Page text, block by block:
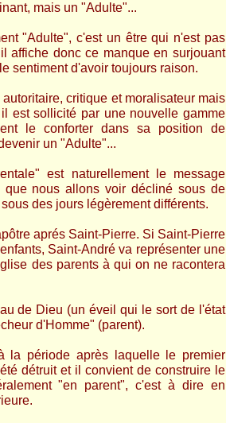
mais un "Adulte"...
"Adulte", c'est un être qui n'est pas
affiche donc ce manque en surjouant
sentiment d'avoir toujours raison.
critique et moralisateur mais
est sollicité par une nouvelle gamme
le conforter dans sa position de
un "Adulte"...
est naturellement le message
nous allons voir décliné sous de
des jours légèrement différents.
aprés Saint-Pierre. Si Saint-Pierre
Saint-André va représenter une
des parents à qui on ne racontera
de Dieu (un éveil qui le sort de l'état
d'Homme" (parent).
la période après laquelle le premier
détruit et il convient de construire le
"en parent", c'est à dire en